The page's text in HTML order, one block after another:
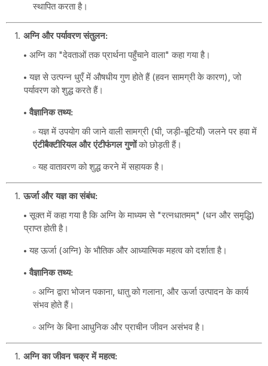
स्थापित करता है।
अग्नि और पर्यावरण संतुलन:
अग्नि का "देवताओं तक प्रार्थना पहुँचाने वाला" कहा गया है।
यज्ञ से उत्पन्न धुएँ में औषधीय गुण होते हैं (हवन सामग्री के कारण), जो
पर्यावरण को शुद्ध करते हैं।
वैज्ञानिक तथ्य:
यज्ञ में उपयोग की जाने वाली सामग्री (घी, जड़ी-बूटियाँ) जलने पर हवा में
एंटीबैक्टीरियल और एंटीफंगल गुणोंको छोड़ती हैं।
यह वातावरण को शुद्ध करने में सहायक है।
ऊर्जा और यज्ञ का संबंध:
सूक्त में कहा गया है कि अग्नि के माध्यम से "रत्नधातमम्" (धन और समृद्धि)
प्राप्त होती है।
यह ऊर्जा (अग्नि) के भौतिक और आध्यात्मिक महत्व को दर्शाता है।
वैज्ञानिक तथ्य:
अग्नि द्वारा भोजन पकाना, धातु को गलाना, और ऊर्जा उत्पादन के कार्य
संभव होते हैं।
अग्नि के बिना आधुनिक और प्राचीन जीवन असंभव है।
अग्नि का जीवन चक्र में महत्व: